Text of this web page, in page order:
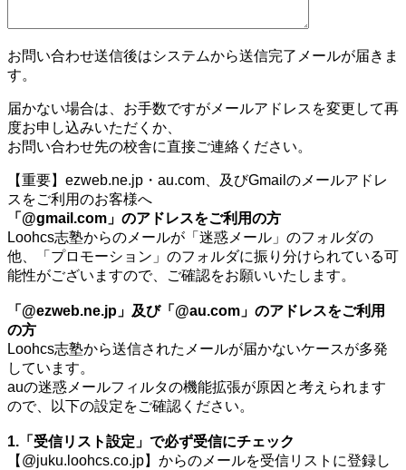
お問い合わせ送信後はシステムから送信完了メールが届きま
す。
届かない場合は、お手数ですがメールアドレスを変更して再
度お申し込みいただくか、
お問い合わせ先の校舎に直接ご連絡ください。
【重要】ezweb.ne.jp・au.com、及びGmailのメールアドレ
スをご利用のお客様へ
「@gmail.com」のアドレスをご利用の方
Loohcs志塾からのメールが「迷惑メール」のフォルダの
他、「プロモーション」のフォルダに振り分けられている可
能性がございますので、ご確認をお願いいたします。
「@ezweb.ne.jp」及び「@au.com」のアドレスをご利用
の方
Loohcs志塾から送信されたメールが届かないケースが多発
しています。
auの迷惑メールフィルタの機能拡張が原因と考えられます
ので、以下の設定をご確認ください。
1.「受信リスト設定」で必ず受信にチェック
【@juku.loohcs.co.jp】からのメールを受信リストに登録し